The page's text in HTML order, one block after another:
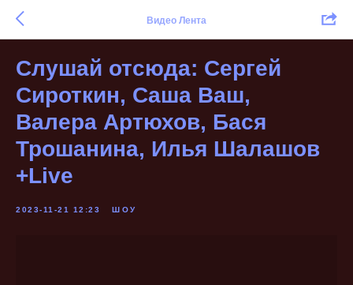
Видео Лента
Слушай отсюда: Сергей
Сироткин, Саша Ваш,
Валера Артюхов, Бася
Трошанина, Илья Шалашов
+Live
2023-11-21 12:23 ШОУ